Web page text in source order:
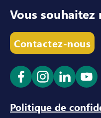
Vous
Contactez-nous
Ouvrir le lien
Ouvrir le lien
Ouvrir
Politique de